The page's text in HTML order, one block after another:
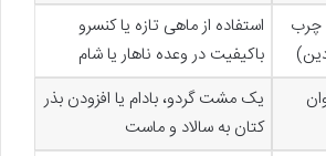
چرب
استفاده از ماهی تازه یا کنسرو
باکیفیت در وعده ناهار یا شام
یک مشت گردو، بادام یا افزودن بذر
کتان به سالاد و ماست